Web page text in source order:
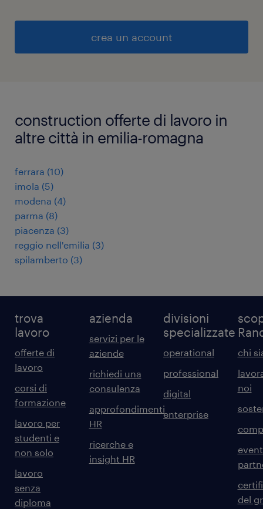
crea un account
construction offerte di lavoro in
altre città in emilia-romagna
ferrara (10)
imola (5)
modena (4)
parma (8)
piacenza (3)
reggio nell'emilia (3)
spilamberto (3)
trova
lavoro
offerte di
lavoro
corsi di
formazione
lavoro per
studenti e
non solo
lavoro
senza
diploma
azienda
servizi per le
aziende
richiedi una
consulenza
approfondimenti
HR
ricerche e
insight HR
divisioni
specializzate
operational
professional
digital
enterprise
chi
noi
del